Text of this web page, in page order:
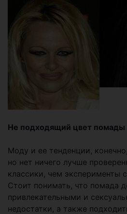
Не подходящий цвет помады
Моду и ее тенденции,
но нет ничего лучше
классики, чем эксперименты
Стоит понимать, что помада
привлекательными и
недостатки, а также